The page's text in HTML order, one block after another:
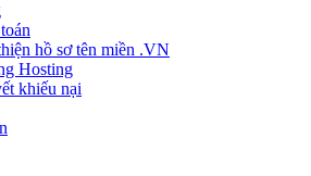
hồ sơ tên miền .VN
Hosting
khiếu nại